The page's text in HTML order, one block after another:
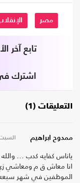
مصر
تابع آخر
اشترك
التعليقات (1)
ممدوح ابراهيم السبت، 29-09-
ياناس كفايه كدب ...
انا معاش ق م ومعاشي
الموظفين في شهر سبعه